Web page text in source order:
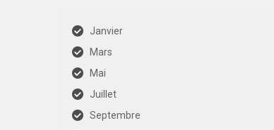
Janvier
Mars
Mai
Juillet
Septembre